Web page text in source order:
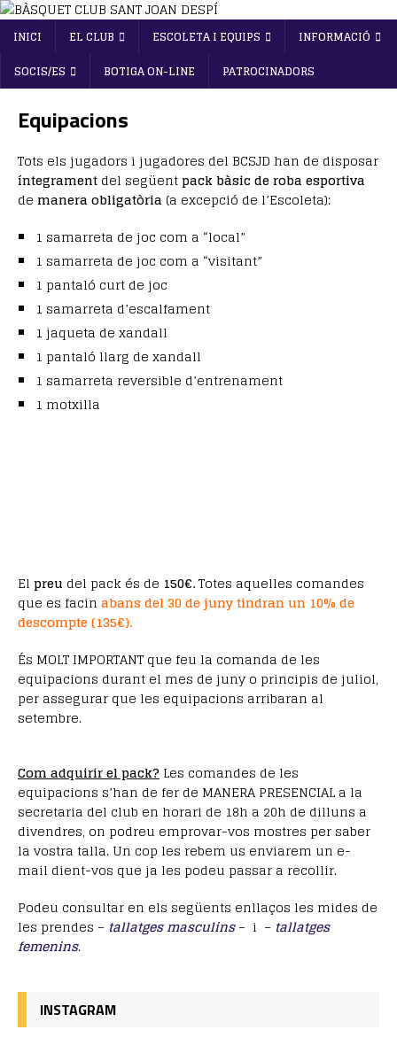
INICI EL CLUB ESCOLETA I EQUIPS
INFORMACIÓ
SOCIS/ES
BOTIGA ON-LINE PATROCINADORS
Equipacions
Tots els jugadors i jugadores del BCSJD han de disposar
íntegrament del següentpack bàsic de roba esportiva
de manera obligatòria (a excepció de l’Escoleta):
1 samarreta de joc com a “local”
1 samarreta de joc com a “visitant”
1 pantaló curt de joc
1 samarreta d’escalfament
1 jaqueta de xandall
1 pantaló llarg de xandall
1 samarreta reversible d’entrenament
1 motxilla
El preu del pack és de 150€.Totes aquelles comandes
que es facin abans del 30 de juny tindran un 10% de
descompte (135€).
És MOLT IMPORTANT que feu la comanda de les
equipacions durant el mes de juny o principis de juliol,
per assegurar que les equipacions arribaran al
setembre.
Com adquirir el pack? Les comandes de les
equipacions s’han de fer de MANERA PRESENCIAL a la
secretaria del club en horari de 18h a 20h de dilluns a
divendres, on podreu emprovar-vos mostres per saber
la vostra talla. Un cop les rebem us enviarem un e-
mail dient-vos que ja les podeu passar a recollir.
Podeu consultar en els següents enllaços les mides de
les prendes – tallatges masculins– i – tallatges
femenins.
INSTAGRAM